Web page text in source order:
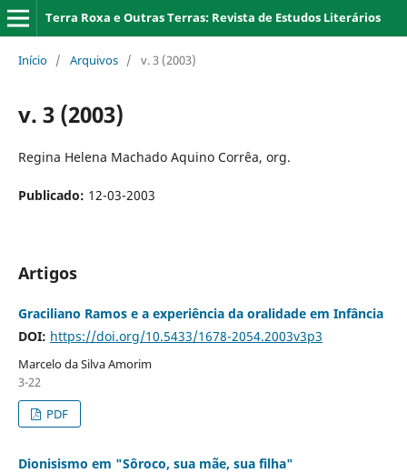
Terra Roxa e Outras Terras: Revista de Estudos Literários
Início / Arquivos / v. 3 (2003)
v. 3 (2003)
Regina Helena Machado Aquino Corrêa, org.
Publicado: 12-03-2003
Artigos
Graciliano Ramos e a experiência da oralidade em Infância
DOI: https://doi.org/10.5433/1678-2054.2003v3p3
Marcelo da Silva Amorim
3-22
PDF
Dionisismo em "Sôroco, sua mãe, sua filha"